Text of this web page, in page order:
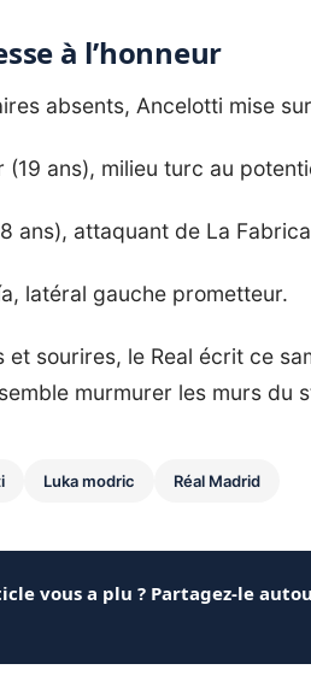
à l’honneur
absents, Ancelotti mise
(19 ans), milieu turc au
ans), attaquant de La
latéral gauche prometteur.
et sourires, le Real écrit ce
murmurer les murs du
Luka modric Réal Madrid
vous a plu ? Partagez-le